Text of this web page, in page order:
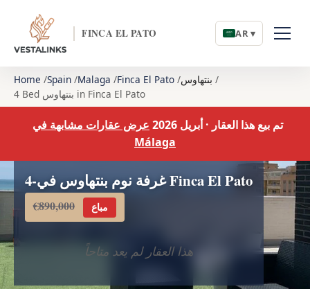
FINCA EL PATO AR ▾
Home Spain Malaga Finca El Pato بنتهاوس
4 Bed بنتهاوس in Finca El Pato
تم بيع هذا العقار · أبريل 2026
عرض عقارات مشابهة في
Málaga
4-غرفة نوم بنتهاوس في Finca El Pato
€890,000 مباع
هذا العقار لم يعد متاحاً